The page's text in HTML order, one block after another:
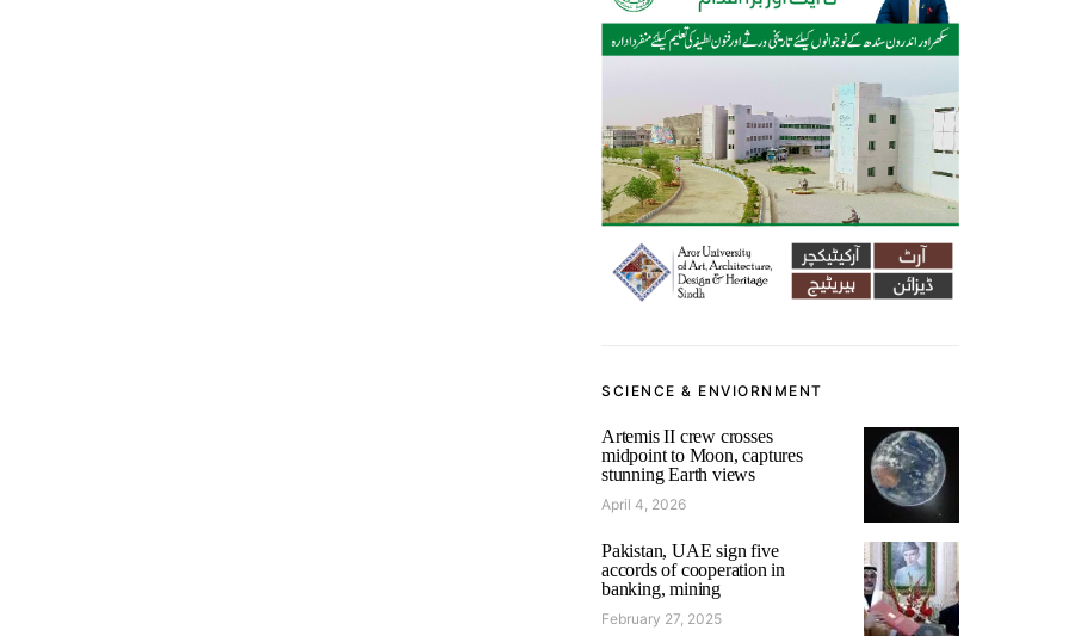
SCIENCE & ENVIORNMENT
Artemis II crew crosses
midpoint to Moon, captures
stunning Earth views
April 4, 2026
Pakistan, UAE sign five
accords of cooperation in
banking, mining
February 27, 2025